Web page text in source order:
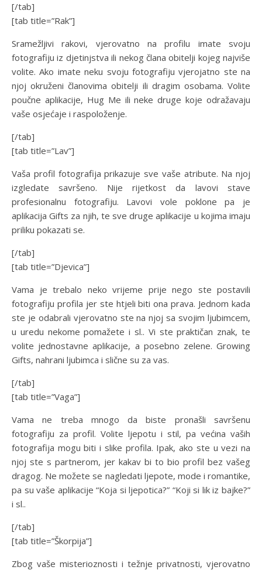
[/tab]
[tab title=”Rak”]
Sramežljivi rakovi, vjerovatno na profilu imate svoju
fotografiju iz djetinjstva ili nekog člana obitelji kojeg najviše
volite. Ako imate neku svoju fotografiju vjerojatno ste na
njoj okruženi članovima obitelji ili dragim osobama. Volite
poučne aplikacije, Hug Me ili neke druge koje odražavaju
vaše osjećaje i raspoloženje.
[/tab]
[tab title=”Lav”]
Vaša profil fotografija prikazuje sve vaše atribute. Na njoj
izgledate savršeno. Nije rijetkost da lavovi stave
profesionalnu fotografiju. Lavovi vole poklone pa je
aplikacija Gifts za njih, te sve druge aplikacije u kojima imaju
priliku pokazati se.
[/tab]
[tab title=”Djevica”]
Vama je trebalo neko vrijeme prije nego ste postavili
fotografiju profila jer ste htjeli biti ona prava. Jednom kada
ste je odabrali vjerovatno ste na njoj sa svojim ljubimcem,
u uredu nekome pomažete i sl.. Vi ste praktičan znak, te
volite jednostavne aplikacije, a posebno zelene. Growing
Gifts, nahrani ljubimca i slične su za vas.
[/tab]
[tab title=”Vaga”]
Vama ne treba mnogo da biste pronašli savršenu
fotografiju za profil. Volite ljepotu i stil, pa većina vaših
fotografija mogu biti i slike profila. Ipak, ako ste u vezi na
njoj ste s partnerom, jer kakav bi to bio profil bez vašeg
dragog. Ne možete se nagledati ljepote, mode i romantike,
pa su vaše aplikacije “Koja si ljepotica?” “Koji si lik iz bajke?”
i sl..
[/tab]
[tab title=”Škorpija”]
Zbog vaše misterioznosti i težnje privatnosti, vjerovatno